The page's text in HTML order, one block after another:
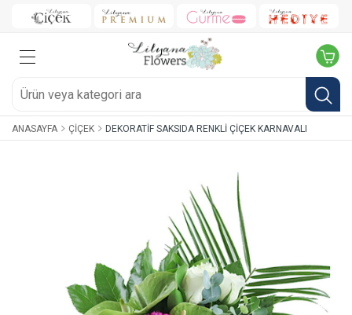
ANASAYFA ÇIÇEK DEKORATIF SAKSIDA RENKLI ÇIÇEK KARNAVALI